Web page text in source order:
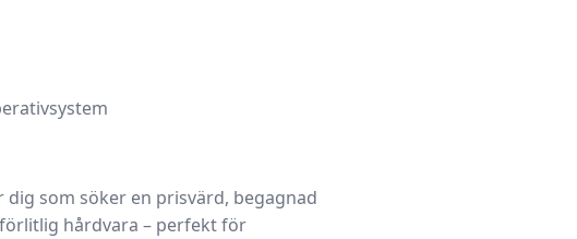
dig som söker en prisvärd, begagnad
hårdvara – perfekt för